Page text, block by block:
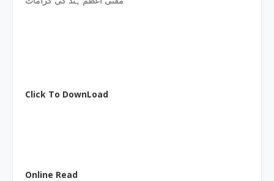
Click To DownLoad
Online Read